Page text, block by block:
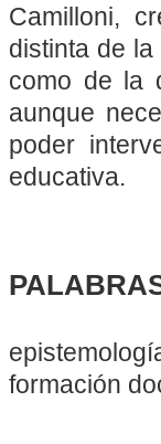
Camilloni,
distinta de
como de la
aunque
poder
educativa.
formación